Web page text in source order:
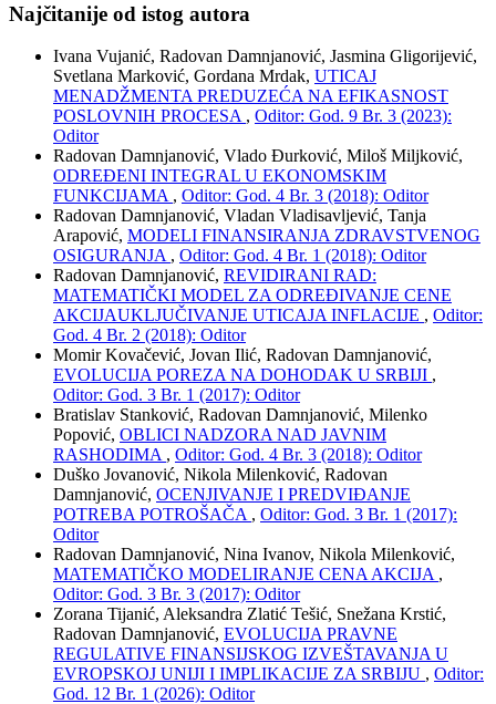
Najčitanije od istog autora
Ivana Vujanić, Radovan Damnjanović, Jasmina Gligorijević,
Svetlana Marković, Gordana Mrdak, UTICAJ
MENADŽMENTA PREDUZEĆA NA EFIKASNOST
POSLOVNIH PROCESA , Oditor: God. 9 Br. 3 (2023):
Oditor
Radovan Damnjanović, Vlado Đurković, Miloš Miljković,
ODREĐENI INTEGRAL U EKONOMSKIM
FUNKCIJAMA , Oditor: God. 4 Br. 3 (2018): Oditor
Radovan Damnjanović, Vladan Vladisavljević, Tanja
Arapović, MODELI FINANSIRANJA ZDRAVSTVENOG
OSIGURANJA , Oditor: God. 4 Br. 1 (2018): Oditor
Radovan Damnjanović, REVIDIRANI RAD:
MATEMATIČKI MODEL ZA ODREĐIVANJE CENE
AKCIJAUKLJUČIVANJE UTICAJA INFLACIJE , Oditor:
God. 4 Br. 2 (2018): Oditor
Momir Kovačević, Jovan Ilić, Radovan Damnjanović,
EVOLUCIJA POREZA NA DOHODAK U SRBIJI ,
Oditor: God. 3 Br. 1 (2017): Oditor
Bratislav Stanković, Radovan Damnjanović, Milenko
Popović, OBLICI NADZORA NAD JAVNIM
RASHODIMA , Oditor: God. 4 Br. 3 (2018): Oditor
Duško Jovanović, Nikola Milenković, Radovan
Damnjanović, OCENJIVANJE I PREDVIĐANJE
POTREBA POTROŠAČA , Oditor: God. 3 Br. 1 (2017):
Oditor
Radovan Damnjanović, Nina Ivanov, Nikola Milenković,
MATEMATIČKO MODELIRANJE CENA AKCIJA ,
Oditor: God. 3 Br. 3 (2017): Oditor
Zorana Tijanić, Aleksandra Zlatić Tešić, Snežana Krstić,
Radovan Damnjanović, EVOLUCIJA PRAVNE
REGULATIVE FINANSIJSKOG IZVEŠTAVANJA U
EVROPSKOJ UNIJI I IMPLIKACIJE ZA SRBIJU , Oditor:
God. 12 Br. 1 (2026): Oditor